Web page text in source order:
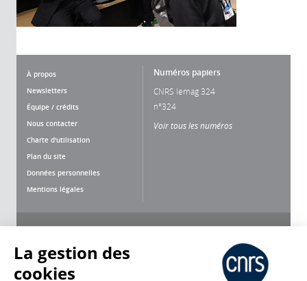
À propos
Newsletters
Équipe / crédits
Nous contacter
Charte d'utilisation
Plan du site
Données personnelles
Mentions légales
Numéros papiers
CNRS lemag 324
n°324
Voir tous les numéros
La gestion des
cookies